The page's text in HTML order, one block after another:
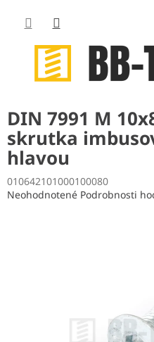
obsah
DIN 7991 M
skrutka
hlavou
010642101000100080
Priemerné
Neohodnotené Podrobnosti